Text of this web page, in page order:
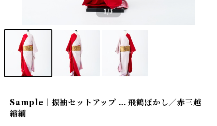
1/3
Sample｜振袖セットアップ … 飛鶴ぼかし／赤三越
縮緬